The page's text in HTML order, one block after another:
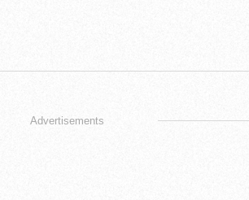
Advertisements